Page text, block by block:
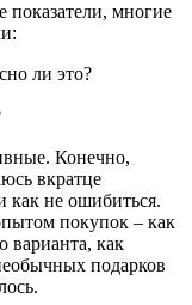
показатели, многие
ли это?
Конечно,
вкратце
как не ошибиться.
покупок – как
варианта, как
подарков